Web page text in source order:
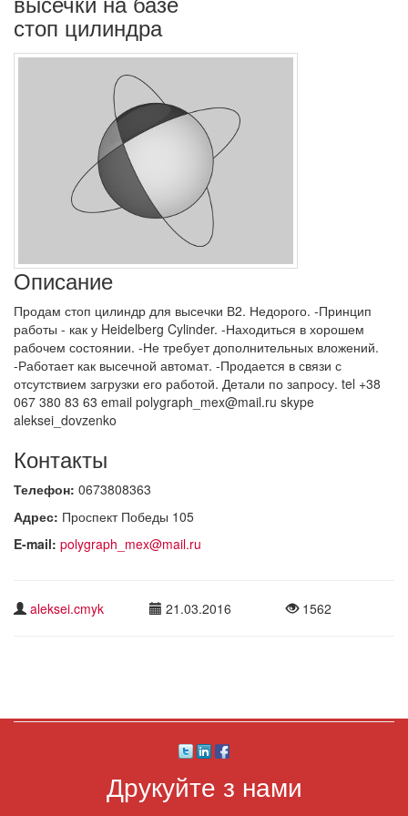
стоп цилиндра
Описание
Продам стоп цилиндр для высечки В2. Недорого. -Принцип
работы - как у Heidelberg Cylinder. -Находиться в хорошем
рабочем состоянии. -Не требует дополнительных вложений.
-Работает как высечной автомат. -Продается в связи с
отсутствием загрузки его работой. Детали по запросу. tel +38
067 380 83 63 email polygraph_mex@mail.ru skype
aleksei_dovzenko
Контакты
Телефон: 0673808363
Адрес: Проспект Победы 105
E-mail: polygraph_mex@mail.ru
aleksei.cmyk 21.03.2016 1562
Друкуйте з нами